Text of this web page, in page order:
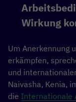
Wirkung
Um Anerkennung
erkämpfen,
und
Naivasha, Kenia,
die Internationale